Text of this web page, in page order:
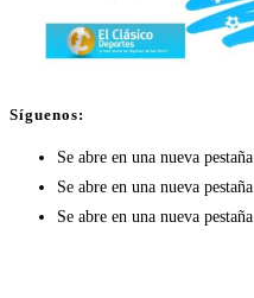
Síguenos:
Se abre en una nueva pestaña
Se abre en una nueva pestaña
Se abre en una nueva pestaña